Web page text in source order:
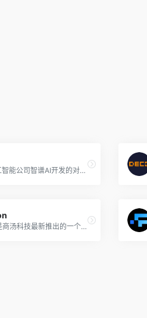
CodeGeeX是国内人工智能公司智谱AI开发的对标GitHub Copilot的AI编程工具，该工具基于其CodeGeeX2多语言代码生成模型，支持Python、Java、C++/C、JavaScript、Go等多种编程语言，可以实现代码的生成与补全、自动添加注释、代码翻译以及智能问答等功能，帮助开发者快速编写代码，提升开发效率。
代码小浣熊Raccoon是商汤科技最新推出的一个智能AI编程助手和工具，由商汤自研的大模型驱动，支持多种编程语言和多项任务能力，可为开发人员带来全新的编程体验。代码小浣熊Raccoon提供了丰富的智能代码生成和辅助功能，可应用于从软件需求分析、架构规划、代码生成到软件测试的各个开发流程中，满足程序员代码编写、数据分析以及编程学习等多样化需求。